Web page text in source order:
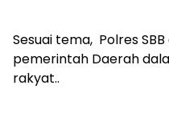
Sesuai tema, Polres
pemerintah Daerah
rakyat..